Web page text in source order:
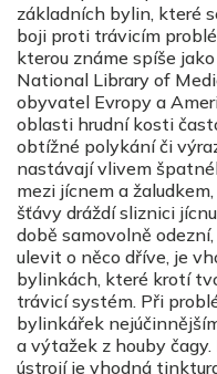
základních bylin, které
boji proti trávicím
kterou známe spíše
National Library of
obyvatel Evropy a
oblasti hrudní kosti
obtížné polykání či
nastávají vlivem
mezi jícnem a
šťávy dráždí sliznici
době samovolně
ulevit o něco dříve, je
bylinkách, které krotí
trávicí systém. Při
bylinkářek
a výtažek z houby
ústrojí je vhodná